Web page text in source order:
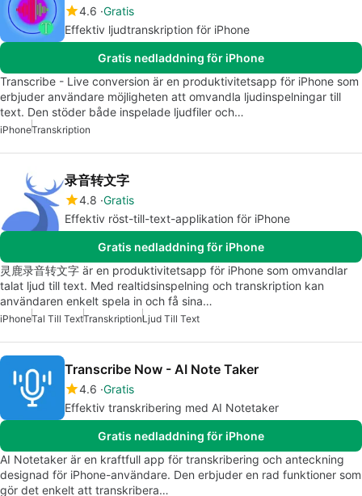
4.6 Gratis
Effektiv ljudtranskription för iPhone
Gratis nedladdning för iPhone
Transcribe - Live conversion är en produktivitetsapp för iPhone som
erbjuder användare möjligheten att omvandla ljudinspelningar till
text. Den stöder både inspelade ljudfiler och…
iPhoneTranskription
录音转文字
4.8 Gratis
Effektiv röst-till-text-applikation för iPhone
Gratis nedladdning för iPhone
灵鹿录音转文字 är en produktivitetsapp för iPhone som omvandlar
talat ljud till text. Med realtidsinspelning och transkription kan
användaren enkelt spela in och få sina…
iPhoneTal Till TextTranskriptionLjud Till Text
Transcribe Now - AI Note Taker
4.6 Gratis
Effektiv transkribering med AI Notetaker
Gratis nedladdning för iPhone
AI Notetaker är en kraftfull app för transkribering och anteckning
designad för iPhone-användare. Den erbjuder en rad funktioner som
gör det enkelt att transkribera…